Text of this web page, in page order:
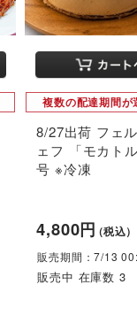
複数の配達期間が
8/27出荷 フェ
ェフ 「モカト
号 ※冷凍
4,800円（税込）
販売期間：7/13
販売中 在庫数 3